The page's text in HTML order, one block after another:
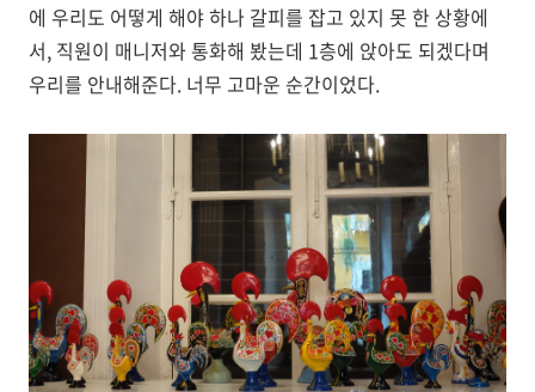
에 우리도 어떻게 해야 하나 갈피를 잡고 있지 못 한 상황에
서, 직원이 매니저와 통화해 봤는데 1층에 앉아도 되겠다며
우리를 안내해준다. 너무 고마운 순간이었다.